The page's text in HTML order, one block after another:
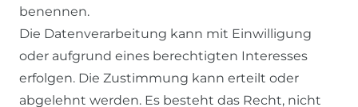
ZAHLUNG & VERSAND
WIDERRUFSFORMULAR
benennen.
Die Datenverarbeitung kann mit Einwilligung
oder aufgrund eines berechtigten Interesses
erfolgen. Die Zustimmung kann erteilt oder
abgelehnt werden. Es besteht das Recht, nicht